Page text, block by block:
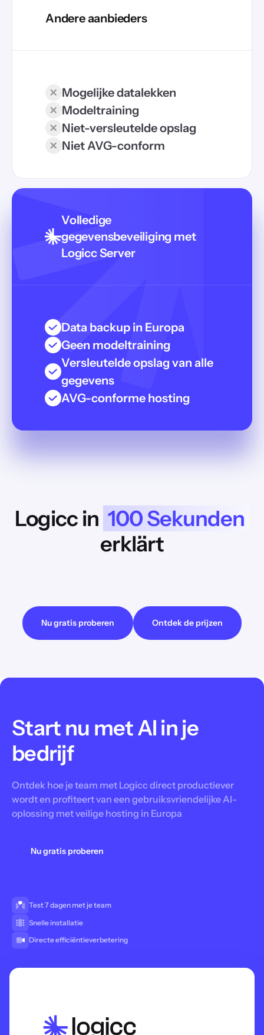
Andere aanbieders
Mogelijke datalekken
Modeltraining
Niet-versleutelde opslag
Niet AVG-conform
Volledige
gegevensbeveiliging met
Logicc Server
Data backup in Europa
Geen modeltraining
Versleutelde opslag van alle
gegevens
AVG-conforme hosting
Logicc in 100 Sekunden
erklärt
Nu gratis proberen Ontdek de prijzen
Start nu met AI in je
bedrijf
Ontdek hoe je team met Logicc direct productiever
wordt en profiteert van een gebruiksvriendelijke AI-
oplossing met veilige hosting in Europa
Nu gratis proberen
Test 7 dagen met je team
Snelle installatie
Directe efficiëntieverbetering